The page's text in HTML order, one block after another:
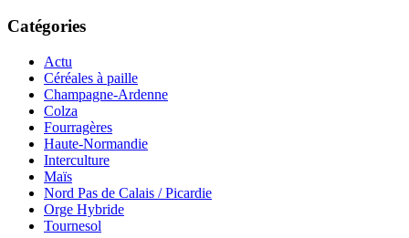
Catégories
Actu
Céréales à paille
Champagne-Ardenne
Colza
Fourragères
Haute-Normandie
Interculture
Maïs
Nord Pas de Calais / Picardie
Orge Hybride
Tournesol